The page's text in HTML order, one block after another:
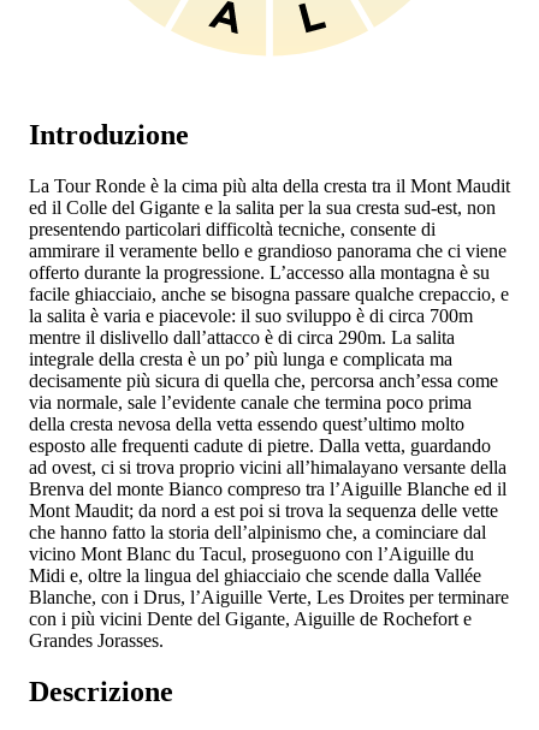
Introduzione
La Tour Ronde è la cima più alta della cresta tra il Mont Maudit
ed il Colle del Gigante e la salita per la sua cresta sud-est, non
presentendo particolari difficoltà tecniche, consente di
ammirare il veramente bello e grandioso panorama che ci viene
offerto durante la progressione. L’accesso alla montagna è su
facile ghiacciaio, anche se bisogna passare qualche crepaccio, e
la salita è varia e piacevole: il suo sviluppo è di circa 700m
mentre il dislivello dall’attacco è di circa 290m. La salita
integrale della cresta è un po’ più lunga e complicata ma
decisamente più sicura di quella che, percorsa anch’essa come
via normale, sale l’evidente canale che termina poco prima
della cresta nevosa della vetta essendo quest’ultimo molto
esposto alle frequenti cadute di pietre. Dalla vetta, guardando
ad ovest, ci si trova proprio vicini all’himalayano versante della
Brenva del monte Bianco compreso tra l’Aiguille Blanche ed il
Mont Maudit; da nord a est poi si trova la sequenza delle vette
che hanno fatto la storia dell’alpinismo che, a cominciare dal
vicino Mont Blanc du Tacul, proseguono con l’Aiguille du
Midi e, oltre la lingua del ghiacciaio che scende dalla Vallée
Blanche, con i Drus, l’Aiguille Verte, Les Droites per terminare
con i più vicini Dente del Gigante, Aiguille de Rochefort e
Grandes Jorasses.
Descrizione